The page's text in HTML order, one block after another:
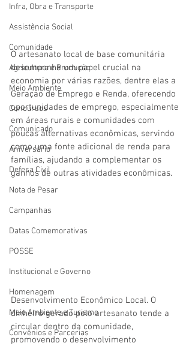
Infra, Obra e Transporte
Assistência Social
Comunidade
Agricultura e Produção
Meio Ambiente
Concursos
Comunicado
Aniversário
Defesa Civil
Nota de Pesar
Campanhas
Datas Comemorativas
POSSE
Institucional e Governo
Homenagem
Meio Ambiente e Turismo
Convênios e Parcerias
O artesanato local de base comunitária
desempenha um papel crucial na
economia por várias razões, dentre elas a
Geração de Emprego e Renda, oferecendo
oportunidades de emprego, especialmente
em áreas rurais e comunidades com
poucas alternativas econômicas, servindo
como uma fonte adicional de renda para
famílias, ajudando a complementar os
ganhos de outras atividades econômicas.
Desenvolvimento Econômico Local. O
dinheiro gerado pelo artesanato tende a
circular dentro da comunidade,
promovendo o desenvolvimento